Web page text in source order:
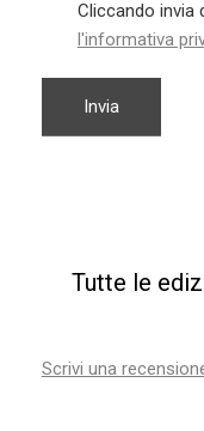
Cliccando invia
l'informativa
Tutte le
Scrivi una